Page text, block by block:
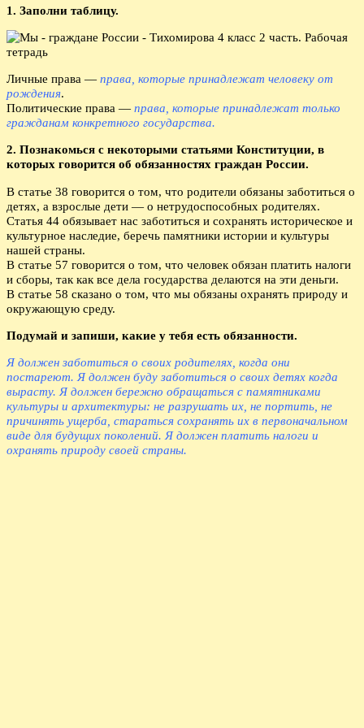
1. Заполни таблицу.
Личные права — права, которые принадлежат человеку от
рождения.
Политические права — права, которые принадлежат только
гражданам конкретного государства.
2. Познакомься с некоторыми статьями Конституции, в
которых говорится об обязанностях граждан России.
В статье 38 говорится о том, что родители обязаны заботиться о
детях, а взрослые дети — о нетрудоспособных родителях.
Статья 44 обязывает нас заботиться и сохранять историческое и
культурное наследие, беречь памятники истории и культуры
нашей страны.
В статье 57 говорится о том, что человек обязан платить налоги
и сборы, так как все дела государства делаются на эти деньги.
В статье 58 сказано о том, что мы обязаны охранять природу и
окружающую среду.
Подумай и запиши, какие у тебя есть обязанности.
Я должен заботиться о своих родителях, когда они
постареют. Я должен буду заботиться о своих детях когда
вырасту. Я должен бережно обращаться с памятниками
культуры и архитектуры: не разрушать их, не портить, не
причинять ущерба, стараться сохранять их в первоначальном
виде для будущих поколений. Я должен платить налоги и
охранять природу своей страны.